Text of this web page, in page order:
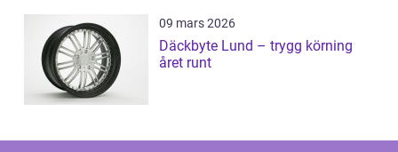
09 mars 2026
Däckbyte Lund – trygg körning
året runt